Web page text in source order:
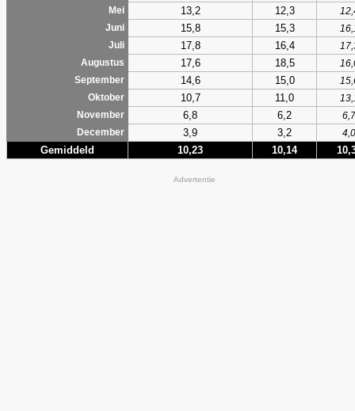
Mei
13,2 12,3
Juni
15,8 15,3
Juli
17,8 16,4
Augustus
17,6 18,5
September
14,6 15,0
Oktober
10,7 11,0
November
6,8 6,2
6,7
December
3,9 3,2 4,0
Gemiddeld 10,23 10,14
Advertentie